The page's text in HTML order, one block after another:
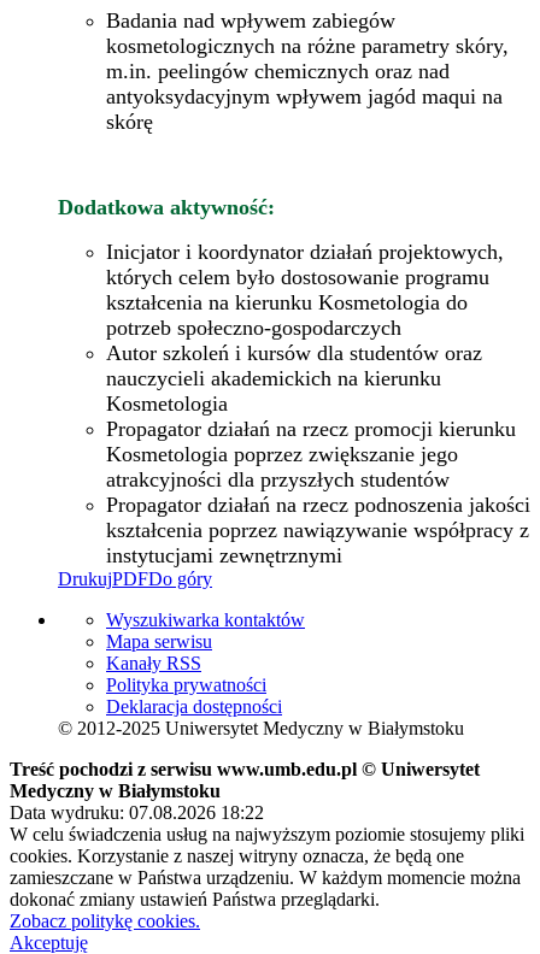
Badania nad wpływem zabiegów
kosmetologicznych na różne parametry skóry,
m.in. peelingów chemicznych oraz nad
antyoksydacyjnym wpływem jagód maqui na
skórę
Dodatkowa aktywność:
Inicjator i koordynator działań projektowych,
których celem było dostosowanie programu
kształcenia na kierunku Kosmetologia do
potrzeb społeczno-gospodarczych
Autor szkoleń i kursów dla studentów oraz
nauczycieli akademickich na kierunku
Kosmetologia
Propagator działań na rzecz promocji kierunku
Kosmetologia poprzez zwiększanie jego
atrakcyjności dla przyszłych studentów
Propagator działań na rzecz podnoszenia jakości
kształcenia poprzez nawiązywanie współpracy z
instytucjami zewnętrznymi
DrukujPDFDo góry
Wyszukiwarka kontaktów
Mapa serwisu
Kanały RSS
Polityka prywatności
Deklaracja dostępności
© 2012-2025 Uniwersytet Medyczny w Białymstoku
Treść pochodzi z serwisu www.umb.edu.pl © Uniwersytet
Medyczny w Białymstoku
Data wydruku: 07.08.2026 18:22
W celu świadczenia usług na najwyższym poziomie stosujemy pliki
cookies. Korzystanie z naszej witryny oznacza, że będą one
zamieszczane w Państwa urządzeniu. W każdym momencie można
dokonać zmiany ustawień Państwa przeglądarki.
Zobacz politykę cookies.
Akceptuję